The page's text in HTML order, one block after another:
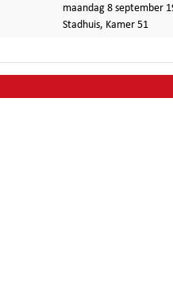
maandag 8 september
Stadhuis, Kamer 51